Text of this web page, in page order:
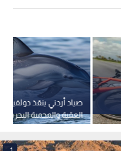
صياد أردني ينقذ دولفينا
العقبة والمحمية البحرية
البيئي".. فيديو